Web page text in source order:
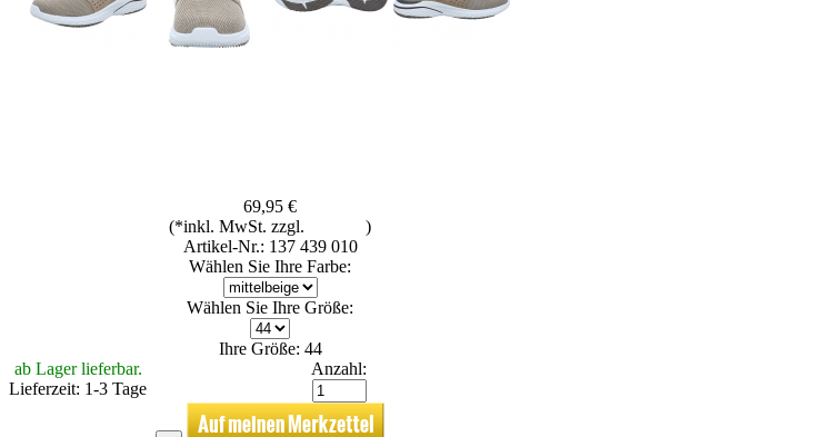
69,95 €
(*inkl. MwSt. zzgl.
)
Artikel-Nr.: 137 439 010
Wählen Sie Ihre Farbe:
Wählen Sie Ihre Größe:
Ihre Größe: 44
ab Lager lieferbar.
Lieferzeit: 1-3 Tage
Anzahl: